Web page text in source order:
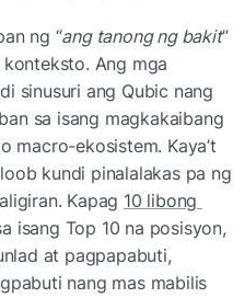
ng “ang tanong ng bakit”
Ang mga
sinusuri ang Qubic nang
sa isang magkakaibang
macro-ekosistem. Kaya’t
kundi pinalalakas pa ng
Kapag 10 libong
isang Top 10 na posisyon,
at pagpapabuti,
nang mas mabilis